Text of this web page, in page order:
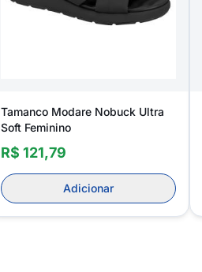
Tamanco Modare Nobuck Ultra
Soft Feminino
R$ 121,79
Adicionar